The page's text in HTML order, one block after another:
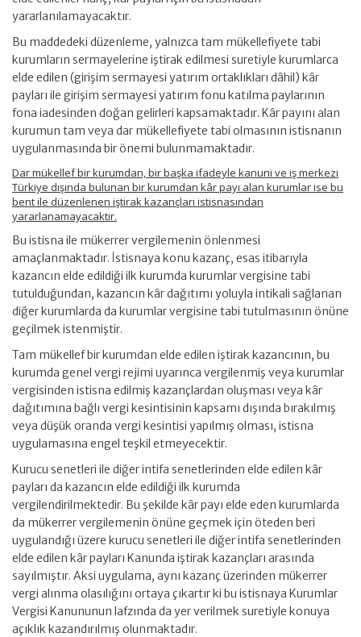
yararlanılamayacaktır.
Bu maddedeki düzenleme, yalnızca tam mükellefiyete tabi
kurumların sermayelerine iştirak edilmesi suretiyle kurumlarca
elde edilen (girişim sermayesi yatırım ortaklıkları dâhil) kâr
payları ile girişim sermayesi yatırım fonu katılma paylarının
fona iadesinden doğan gelirleri kapsamaktadır. Kâr payını alan
kurumun tam veya dar mükellefiyete tabi olmasının istisnanın
uygulanmasında bir önemi bulunmamaktadır.
Dar mükellef bir kurumdan, bir başka ifadeyle kanuni ve iş merkezi
Türkiye dışında bulunan bir kurumdan kâr payı alan kurumlar ise bu
bent ile düzenlenen iştirak kazançları istisnasından
yararlanamayacaktır.
Bu istisna ile mükerrer vergilemenin önlenmesi
amaçlanmaktadır. İstisnaya konu kazanç, esas itibarıyla
kazancın elde edildiği ilk kurumda kurumlar vergisine tabi
tutulduğundan, kazancın kâr dağıtımı yoluyla intikali sağlanan
diğer kurumlarda da kurumlar vergisine tabi tutulmasının önüne
geçilmek istenmiştir.
Tam mükellef bir kurumdan elde edilen iştirak kazancının, bu
kurumda genel vergi rejimi uyarınca vergilenmiş veya kurumlar
vergisinden istisna edilmiş kazançlardan oluşması veya kâr
dağıtımına bağlı vergi kesintisinin kapsamı dışında bırakılmış
veya düşük oranda vergi kesintisi yapılmış olması, istisna
uygulamasına engel teşkil etmeyecektir.
Kurucu senetleri ile diğer intifa senetlerinden elde edilen kâr
payları da kazancın elde edildiği ilk kurumda
vergilendirilmektedir. Bu şekilde kâr payı elde eden kurumlarda
da mükerrer vergilemenin önüne geçmek için öteden beri
uygulandığı üzere kurucu senetleri ile diğer intifa senetlerinden
elde edilen kâr payları Kanunda iştirak kazançları arasında
sayılmıştır. Aksi uygulama, aynı kazanç üzerinden mükerrer
vergi alınma olasılığını ortaya çıkartır ki bu istisnaya Kurumlar
Vergisi Kanununun lafzında da yer verilmek suretiyle konuya
açıklık kazandırılmış olunmaktadır.